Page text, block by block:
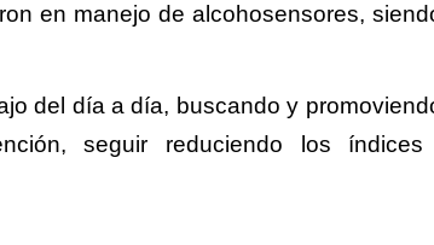
en manejo de alcohosensores,
del día a día, buscando y
seguir reduciendo los